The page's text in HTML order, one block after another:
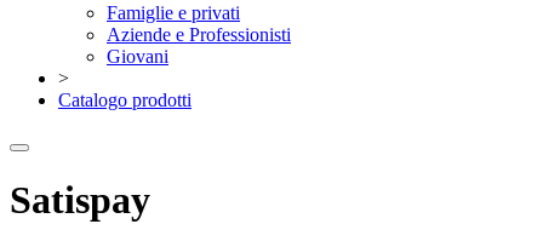
Famiglie e privati
Aziende e Professionisti
Giovani
>
Catalogo prodotti
Satispay